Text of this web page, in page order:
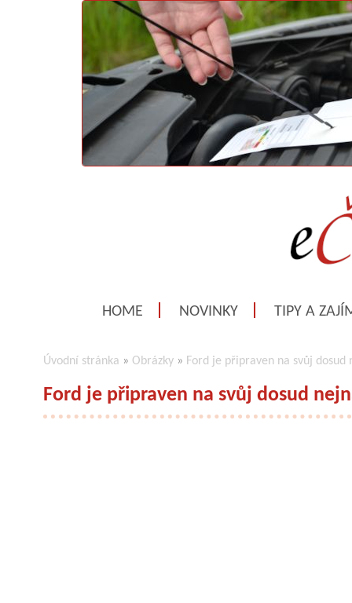
HOME NOVINKY TIPY A
Úvodní stránka » Obrázky » Ford je připraven na svůj dosud
Ford je připraven na svůj dosud